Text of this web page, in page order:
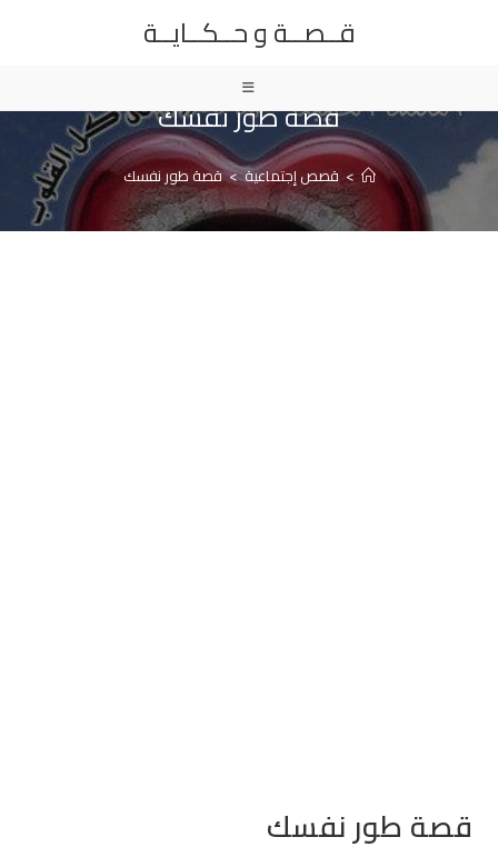
قــصــة و حــكــايــة
قصة طور نفسك
> قصص إجتماعية > قصة طور نفسك
قصة طور نفسك